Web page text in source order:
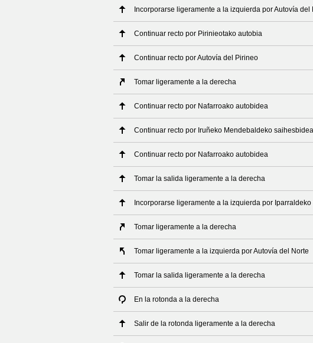
Incorporarse ligeramente a la izquierda por Autovía del
Continuar recto por Pirinieotako autobia
Continuar recto por Autovía del Pirineo
Tomar ligeramente a la derecha
Continuar recto por Nafarroako autobidea
Continuar recto por Iruñeko Mendebaldeko saihesbidea
Continuar recto por Nafarroako autobidea
Tomar la salida ligeramente a la derecha
Incorporarse ligeramente a la izquierda por
Tomar ligeramente a la derecha
Tomar ligeramente a la izquierda por Autovía del Norte
Tomar la salida ligeramente a la derecha
En la rotonda a la derecha
Salir de la rotonda ligeramente a la derecha